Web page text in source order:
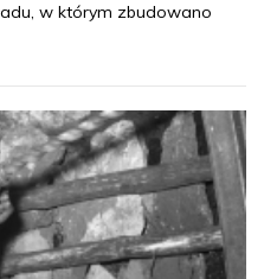
w którym zbudowano